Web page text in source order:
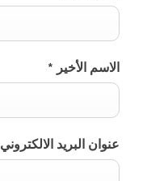
الاسم الأخير *
عنوان البريد الالكتروني